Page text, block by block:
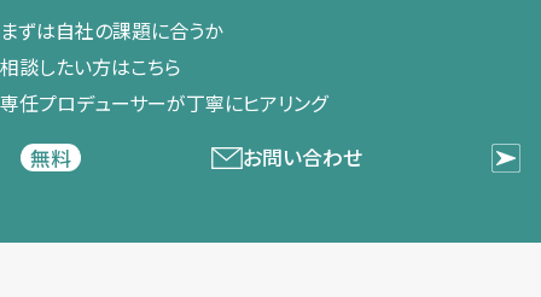
まずは​自社の​課題に​合うか​
相談したい方は​こちら
専任プロデューサーが​丁寧に​ヒアリング
無料
お問い合わせ